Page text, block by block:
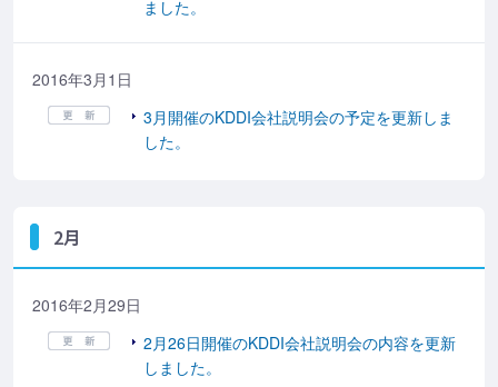
ました。
2016年3月1日
3月開催のKDDI会社説明会の予定を更新しま
した。
2月
2016年2月29日
2月26日開催のKDDI会社説明会の内容を更新
しました。